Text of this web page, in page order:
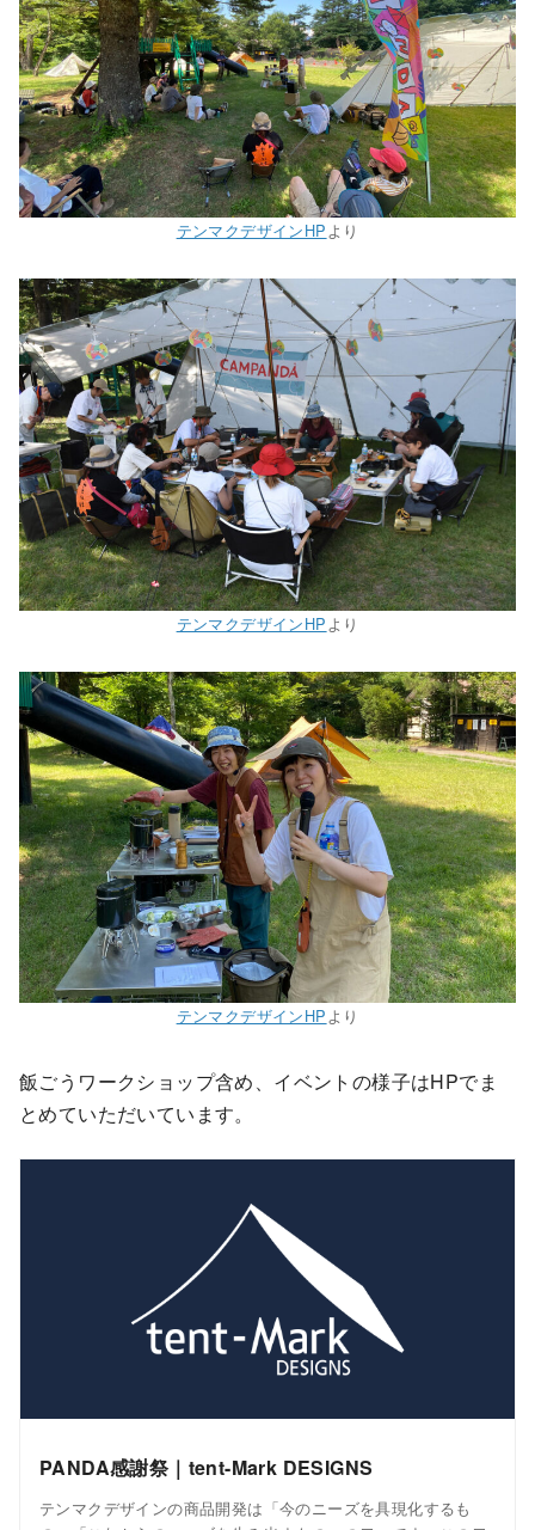
テンマクデザインHPより
テンマクデザインHP より
テンマクデザインHPより
飯ごうワークショップ含め、イベントの様子はHPでま
とめていただいています。
PANDA感謝祭｜tent-Mark DESIGNS
テンマクデザインの商品開発は「今のニーズを具現化するも